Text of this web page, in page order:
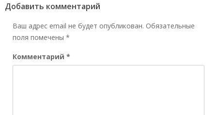
Добавить комментарий
Ваш адрес email не будет опубликован. Обязательные
поля помечены *
Комментарий *